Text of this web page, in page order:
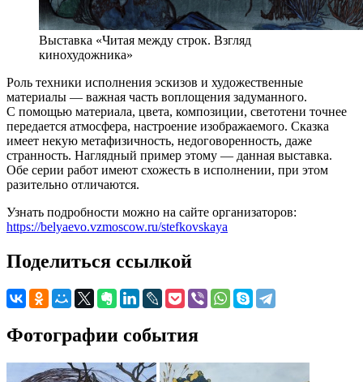
Выставка «Читая между строк. Взгляд
кинохудожника»
Роль техники исполнения эскизов и художественные
материалы — важная часть воплощения задуманного.
С помощью материала, цвета, композиции, светотени точнее
передается атмосфера, настроение изображаемого. Сказка
имеет некую метафизичность, недоговоренность, даже
странность. Наглядный пример этому — данная выставка.
Обе серии работ имеют схожесть в исполнении, при этом
разительно отличаются.
Узнать подробности можно на сайте организаторов:
https://belyaevo.vzmoscow.ru/stefkovskaya
Поделиться ссылкой
Фотографии события